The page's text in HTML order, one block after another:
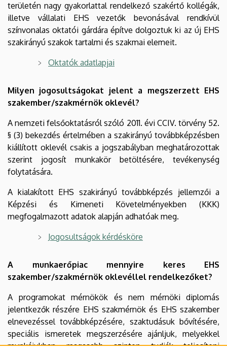
területén nagy gyakorlattal rendelkező szakértő kollégák,
illetve vállalati EHS vezetők bevonásával rendkívül
színvonalas oktatói gárdára építve dolgoztuk ki az új EHS
szakirányú szakok tartalmi és szakmai elemeit.
Oktatók adatlapjai
Milyen jogosultságokat jelent a megszerzett EHS
szakember/szakmérnök oklevél?
A nemzeti felsőoktatásról szóló 2011. évi CCIV. törvény 52.
§ (3) bekezdés értelmében a szakirányú továbbképzésben
kiállított oklevél csakis a jogszabályban meghatározottak
szerint jogosít munkakör betöltésére, tevékenység
folytatására.
A kialakított EHS szakirányú továbbképzés jellemzői a
Képzési és Kimeneti Követelményekben (KKK)
megfogalmazott adatok alapján adhatóak meg.
Jogosultságok kérdésköre
A munkaerőpiac mennyire keres EHS
szakember/szakmérnök oklevéllel rendelkezőket?
A programokat mérnökök és nem mérnöki diplomás
jelentkezők részére EHS szakmérnök és EHS szakember
elnevezéssel továbbképzésére, szaktudásuk bővítésére,
speciális ismeretek megszerzésére ajánljuk, melyekkel
munkájukban magasabb szinten tudják teljesíteni